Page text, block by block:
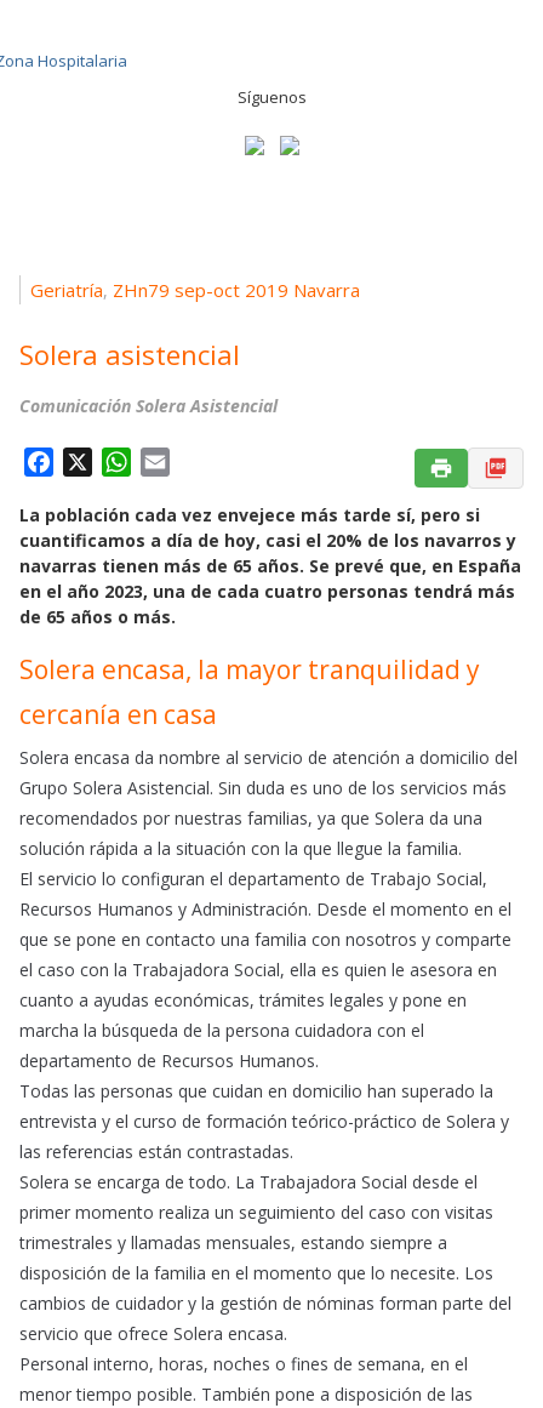
Síguenos
Geriatría, ZHn79 sep-oct 2019 Navarra
Solera asistencial
Comunicación Solera Asistencial
c
e
b
o
k
W
a
t
s
A
p
a
i
l
La población cada vez envejece más tarde sí, pero si
cuantificamos a día de hoy, casi el 20% de los navarros y
navarras tienen más de 65 años. Se prevé que, en España
en el año 2023, una de cada cuatro personas tendrá más
de 65 años o más.
Solera encasa, la mayor tranquilidad y
cercanía en casa
Solera encasa da nombre al servicio de atención a domicilio del
Grupo Solera Asistencial. Sin duda es uno de los servicios más
recomendados por nuestras familias, ya que Solera da una
solución rápida a la situación con la que llegue la familia.
El servicio lo configuran el departamento de Trabajo Social,
Recursos Humanos y Administración. Desde el momento en el
que se pone en contacto una familia con nosotros y comparte
el caso con la Trabajadora Social, ella es quien le asesora en
cuanto a ayudas económicas, trámites legales y pone en
marcha la búsqueda de la persona cuidadora con el
departamento de Recursos Humanos.
Todas las personas que cuidan en domicilio han superado la
entrevista y el curso de formación teórico-práctico de Solera y
las referencias están contrastadas.
Solera se encarga de todo. La Trabajadora Social desde el
primer momento realiza un seguimiento del caso con visitas
trimestrales y llamadas mensuales, estando siempre a
disposición de la familia en el momento que lo necesite. Los
cambios de cuidador y la gestión de nóminas forman parte del
servicio que ofrece Solera encasa.
Personal interno, horas, noches o fines de semana, en el
menor tiempo posible. También pone a disposición de las